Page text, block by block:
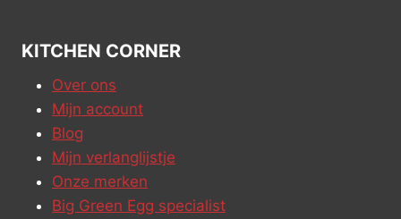
KITCHEN CORNER
Over ons
Mijn account
Blog
Mijn verlanglijstje
Onze merken
Big Green Egg specialist